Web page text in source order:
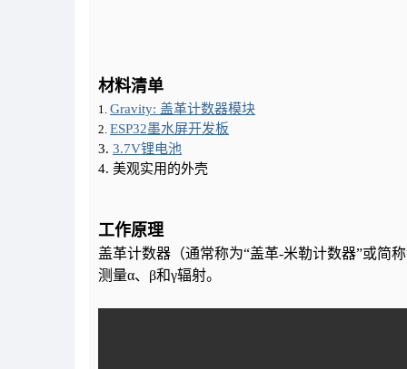
材料清单
1. Gravity: 盖革计数器模块
2. ESP32墨水屏开发板
3. 3.7V锂电池
4. 美观实用的外壳
工作原理
盖革计数器（通常称为“盖革-米勒计数器”或简
测量α、β和γ辐射。